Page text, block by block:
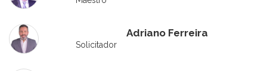
Adriano Ferreira
Solicitador